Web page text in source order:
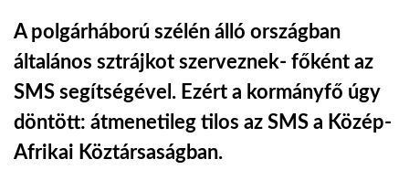
GLOBOTV
AFRIKA TUDÁSTÁR
A NAP SZÉPE
A polgárháború szélén álló országban
általános sztrájkot szerveznek- főként az
SMS segítségével. Ezért a kormányfő úgy
döntött: átmenetileg tilos az SMS a Közép-
Afrikai Köztársaságban.